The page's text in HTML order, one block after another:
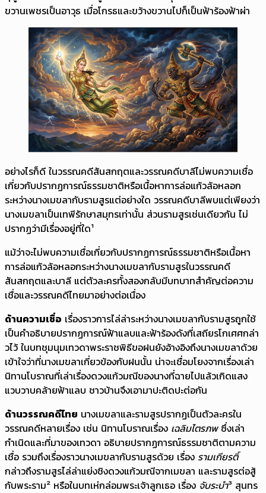
ขวานเพชรเป็นอาวุธ เมื่อโกรธและขว้างขวานไปก็เป็นฟ้าร้องฟ้าผ่า
อย่างไรก็ดี ในวรรณคดีสันสกฤตและวรรณคดีบาลีไม่พบความเชื่อ
เกี่ยวกับปรากฏการณ์ธรรมชาติหรือเนื้อหาการล่อแก้วล้อหลอก
ระหว่างนางเมขลากับรามสูรแต่อย่างใด วรรณคดีบาลีพบแต่เพียงว่า
นางเมขลาเป็นเทพีรักษาสมุทรเท่านั้น ส่วนรามสูรเช่นเดียวกัน ไม่
ปรากฏว่ามีเรื่องอยู่ที่ใด¹
แม้ว่าจะไม่พบความเชื่อเกี่ยวกับปรากฏการณ์ธรรมชาติหรือเนื้อหา
การล่อแก้วล้อหลอกระหว่างนางเมขลากับรามสูรในวรรณคดี
สันสกฤตและบาลี แต่ตัวละครทั้งสองกลับมีบทบาทสำคัญต่อความ
เชื่อและวรรณคดีไทยมาอย่างต่อเนื่อง
ด้านความเชื่อ เรื่องราวการไล่ล่าระหว่างนางเมขลากับรามสูรถูกใช้
เป็นคำอธิบายปรากฏการณ์ฟ้าแลบและฟ้าร้องดังที่เสถียรโกเศศกล่า
วไว้ ในบทชุมนุมเทวดาพระราชพิธีขอฝนยังอ้างอิงถึงนางเมขลาด้วย
เข้าใจว่าที่นางเมขลาเกี่ยวข้องกับฝนนั้น น่าจะเชื่อมโยงจากเรื่องเล่า
นิทานโบราณที่เล่าเรื่องดวงแก้วมณีของนางที่ฉายไปแล้วเกิดแสง
แวบวาบคล้ายฟ้าแลบ ชาวบ้านจึงเอามาปะติดปะต่อกัน
ด้านวรรณคดีไทย นางเมขลาและรามสูรปรากฏเป็นตัวละครใน
วรรณคดีหลายเรื่อง เช่น นิทานโบราณเรื่อง เฉลิมไตรภพซึ่งเล่า
กำเนิดและที่มาของเทวดา อธิบายปรากฏการณ์ธรรมชาติตามความ
เชื่อ รวมถึงเรื่องราวนางเมขลากับรามสูรด้วย เรื่อง รามเกียรติ์
กล่าวถึงรามสูรไล่ล่าแย่งชิงดวงแก้วมณีจากเมขลา และรามสูรต่อสู้
กับพระราม² หรือในบทเห่กล่อมพระเจ้าลูกเธอ เรื่อง จับระบำ³ สุนทร